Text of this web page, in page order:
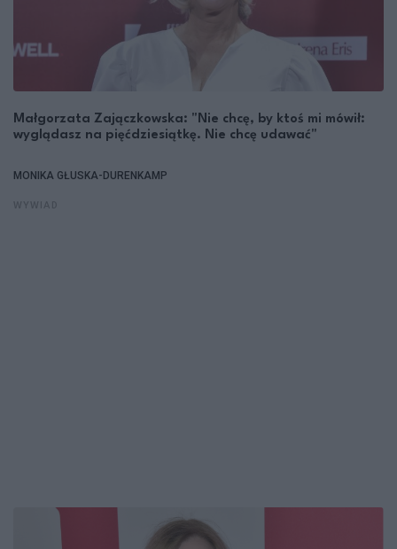
Małgorzata Zajączkowska: "Nie chcę, by ktoś mi mówił:
wyglądasz na pięćdziesiątkę. Nie chcę udawać"
MONIKA GŁUSKA-DURENKAMP